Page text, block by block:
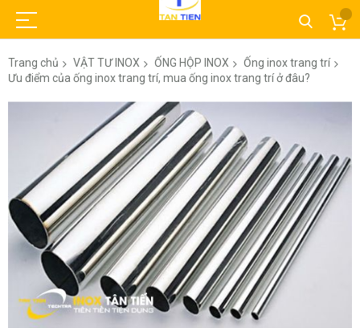
Trang chủ VẬT TƯ INOX ỐNG HỘP INOX
Ống inox trang trí
Ưu điểm của ống inox trang trí, mua ống inox trang trí ở đâu?
viện
hình
ảnh